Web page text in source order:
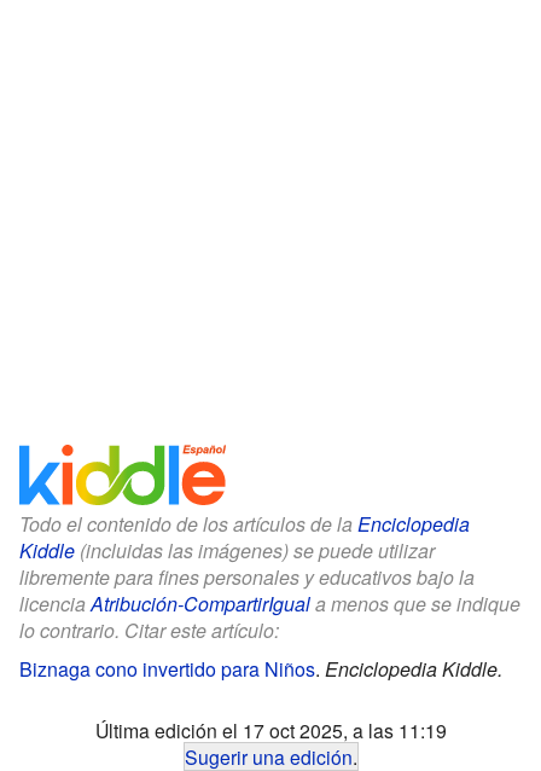
Todo el contenido de los artículos de la Enciclopedia
Kiddle (incluidas las imágenes) se puede utilizar
libremente para fines personales y educativos bajo la
licenciaAtribución-CompartirIguala menos que se indique
lo contrario. Citar este artículo:
Biznaga cono invertido para Niños. Enciclopedia Kiddle.
Última edición el 17 oct 2025, a las 11:19
Sugerir una edición.